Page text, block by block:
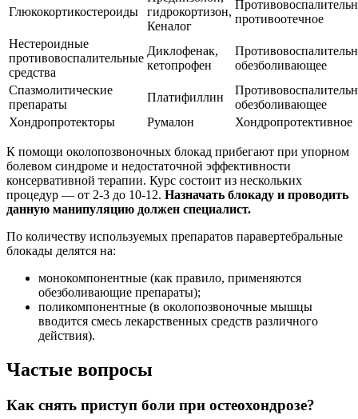
Глюкокортикостероиды
гидрокортизон,
Кеналог
противоотечное
Нестероидные
противовоспалительные
средства
Диклофенак,
кетопрофен
обезболивающее
Спазмолитические
препараты
Платифиллин
обезболивающее
Хондропротекторы
Румалон Хондропротективное
К помощи околопозвоночных блокад прибегают при упорном
болевом синдроме и недостаточной эффективности
консервативной терапии. Курс состоит из нескольких
процедур — от 2-3 до 10-12. Назначать блокаду и проводить
данную манипуляцию должен специалист.
По количеству используемых препаратов паравертебральные
блокады делятся на:
монокомпонентные (как правило, применяются
обезболивающие препараты);
поликомпонентные (в околопозвоночные мышцы
вводится смесь лекарственных средств различного
действия).
Частые вопросы
Как снять приступ боли при остеохондрозе?